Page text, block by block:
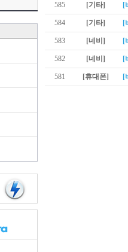
585 [기타] [
584 [기타] [
583 [네비] [
582 [네비] [
581 [휴대폰] [